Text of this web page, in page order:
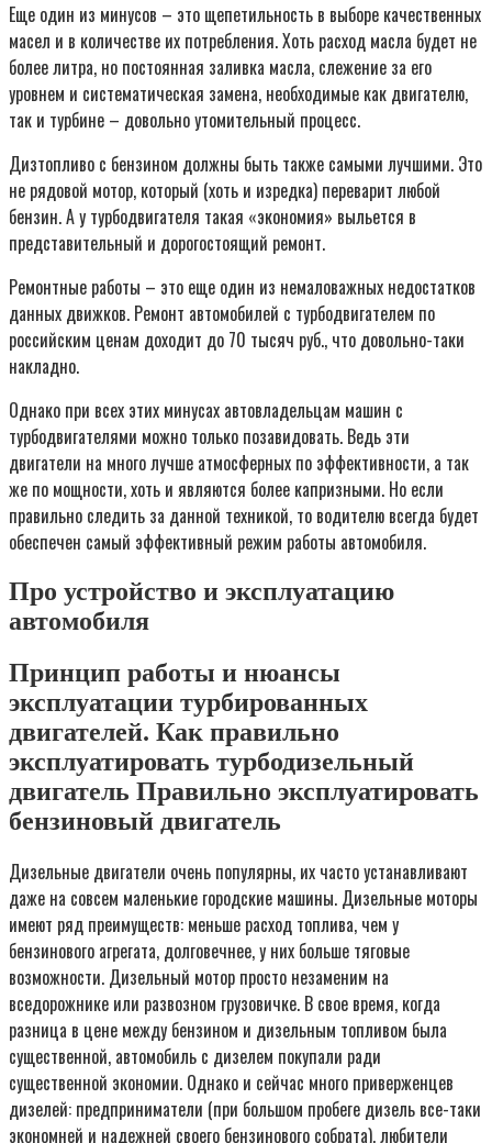
Еще один из минусов – это щепетильность в выборе качественных
масел и в количестве их потребления. Хоть расход масла будет не
более литра, но постоянная заливка масла, слежение за его
уровнем и систематическая замена, необходимые как двигателю,
так и турбине – довольно утомительный процесс.
Дизтопливо с бензином должны быть также самыми лучшими. Это
не рядовой мотор, который (хоть и изредка) переварит любой
бензин. А у турбодвигателя такая «экономия» выльется в
представительный и дорогостоящий ремонт.
Ремонтные работы – это еще один из немаловажных недостатков
данных движков. Ремонт автомобилей с турбодвигателем по
российским ценам доходит до 70 тысяч руб., что довольно-таки
накладно.
Однако при всех этих минусах автовладельцам машин с
турбодвигателями можно только позавидовать. Ведь эти
двигатели на много лучше атмосферных по эффективности, а так
же по мощности, хоть и являются более капризными. Но если
правильно следить за данной техникой, то водителю всегда будет
обеспечен самый эффективный режим работы автомобиля.
Про устройство и эксплуатацию
автомобиля
Принцип работы и нюансы
эксплуатации турбированных
двигателей. Как правильно
эксплуатировать турбодизельный
двигатель Правильно эксплуатировать
бензиновый двигатель
Дизельные двигатели очень популярны, их часто устанавливают
даже на совсем маленькие городские машины. Дизельные моторы
имеют ряд преимуществ: меньше расход топлива, чем у
бензинового агрегата, долговечнее, у них больше тяговые
возможности. Дизельный мотор просто незаменим на
вседорожнике или развозном грузовичке. В свое время, когда
разница в цене между бензином и дизельным топливом была
существенной, автомобиль с дизелем покупали ради
существенной экономии. Однако и сейчас много приверженцев
дизелей: предприниматели (при большом пробеге дизель все-таки
экономней и надежней своего бензинового собрата), любители